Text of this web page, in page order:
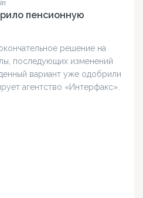
пенсионную
решение на
последующих изменений
вариант уже одобрили
агентство «Интерфакс».